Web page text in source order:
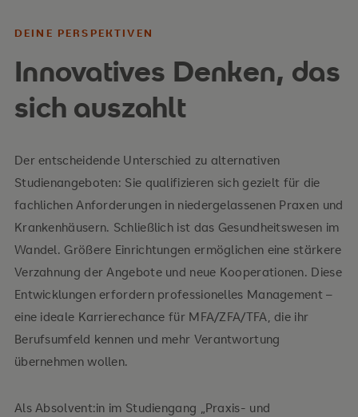
DEINE PERSPEKTIVEN
Innovatives Denken, das
sich auszahlt
Der entscheidende Unterschied zu alternativen
Studienangeboten: Sie qualifizieren sich gezielt für die
fachlichen Anforderungen in niedergelassenen Praxen und
Krankenhäusern. Schließlich ist das Gesundheitswesen im
Wandel. Größere Einrichtungen ermöglichen eine stärkere
Verzahnung der Angebote und neue Kooperationen. Diese
Entwicklungen erfordern professionelles Management –
eine ideale Karrierechance für MFA/ZFA/TFA, die ihr
Berufsumfeld kennen und mehr Verantwortung
übernehmen wollen.
Als Absolvent:in im Studiengang „Praxis- und